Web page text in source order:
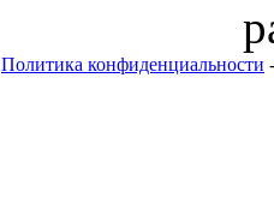
Политика конфиденциальности